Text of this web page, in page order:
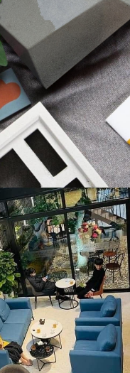
thông
thông gió
một số thông
này.
Giá trị
x 30cm
nung, xi măng
viên
(trắng, xám,